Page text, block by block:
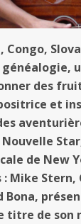
Congo,
des
et
de New
Mike Stern,
Bona,
titre de son